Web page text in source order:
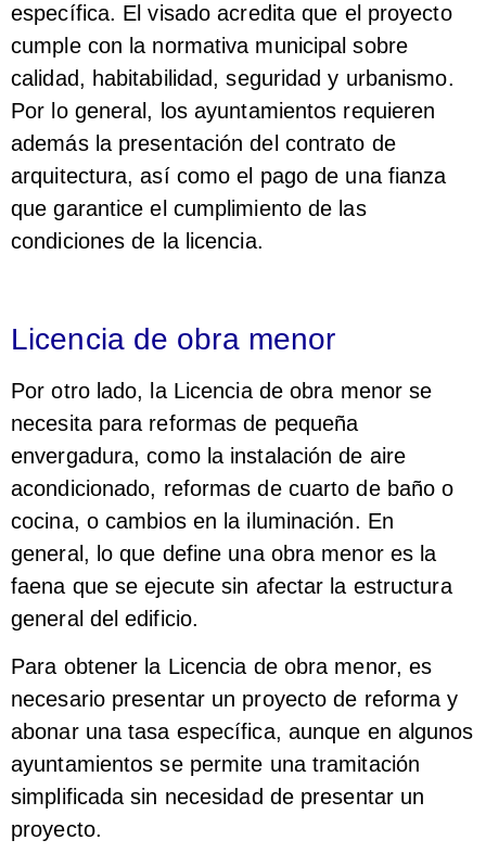
específica. El visado acredita que el proyecto
cumple con la normativa municipal sobre
calidad, habitabilidad, seguridad y urbanismo.
Por lo general, los ayuntamientos requieren
además la presentación del contrato de
arquitectura, así como el pago de una fianza
que garantice el cumplimiento de las
condiciones de la licencia.
Licencia de obra menor
Por otro lado, la Licencia de obra menor se
necesita para reformas de pequeña
envergadura, como la instalación de aire
acondicionado, reformas de cuarto de baño o
cocina, o cambios en la iluminación. En
general, lo que define una obra menor es la
faena que se ejecute sin afectar la estructura
general del edificio.
Para obtener la Licencia de obra menor, es
necesario presentar un proyecto de reforma y
abonar una tasa específica, aunque en algunos
ayuntamientos se permite una tramitación
simplificada sin necesidad de presentar un
proyecto.